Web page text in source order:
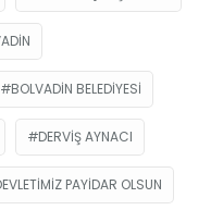
BOLVADIN BELEDIYESI
DERVIŞ AYNACI
PAYIDAR OLSUN